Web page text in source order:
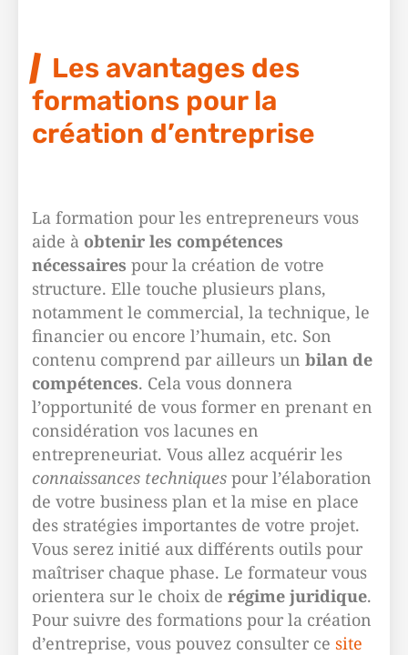
Les avantages des
formations pour la
création d’entreprise
La formation pour les entrepreneurs vous
aide à obtenir les compétences
nécessaires pour la création de votre
structure. Elle touche plusieurs plans,
notamment le commercial, la technique, le
financier ou encore l’humain, etc. Son
contenu comprend par ailleurs un bilan de
compétences. Cela vous donnera
l’opportunité de vous former en prenant en
considération vos lacunes en
entrepreneuriat. Vous allez acquérir les
connaissances techniques pour l’élaboration
de votre business plan et la mise en place
des stratégies importantes de votre projet.
Vous serez initié aux différents outils pour
maîtriser chaque phase. Le formateur vous
orientera sur le choix de régime juridique.
Pour suivre des formations pour la création
d’entreprise, vous pouvez consulter ce site